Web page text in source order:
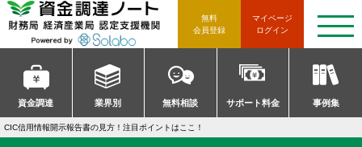
マイページ
ログイン
無料
会員登録
資金調達 業界別 無料相談 サポート料金 事例集
t
o
g
l
e
n
a
i
CIC信用情報開示報告書の見方！注目ポイントはここ！